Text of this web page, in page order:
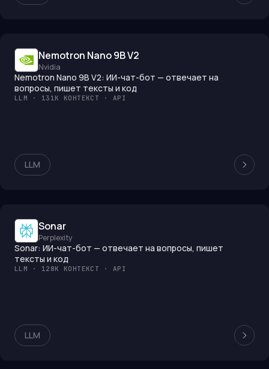
Nemotron Nano 9B V2
Nvidia
Nemotron Nano 9B V2: ИИ-чат-бот — отвечает на
вопросы, пишет тексты и код
LLM · 131K КОНТЕКСТ · API
LLM
Sonar
Perplexity
Sonar: ИИ-чат-бот — отвечает на вопросы, пишет
тексты и код
LLM · 128K КОНТЕКСТ · API
LLM